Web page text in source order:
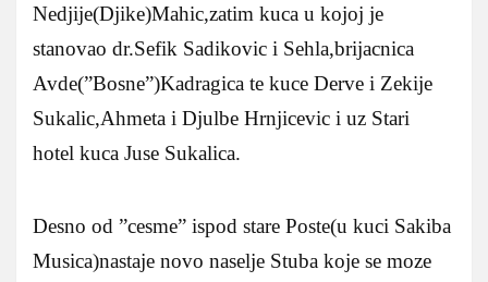
Nedjije(Djike)Mahic,zatim kuca u kojoj je
stanovao dr.Sefik Sadikovic i Sehla,brijacnica
Avde(”Bosne”)Kadragica te kuce Derve i Zekije
Sukalic,Ahmeta i Djulbe Hrnjicevic i uz Stari
hotel kuca Juse Sukalica.
Desno od ”cesme” ispod stare Poste(u kuci Sakiba
Musica)nastaje novo naselje Stuba koje se moze